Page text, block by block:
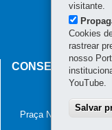
principal
CONSELHO
Praça Nossa Senhora
visitante.
Cookies
rastrear
nosso
YouTube.
Salvar